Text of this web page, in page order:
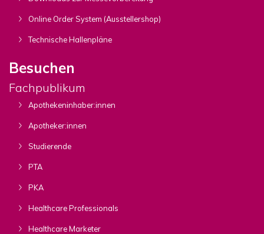
Online Order System (Ausstellershop)
Technische Hallenpläne
Besuchen
Fachpublikum
Apothekeninhaber:innen
Apotheker:innen
Studierende
PTA
PKA
Healthcare Professionals
Healthcare Marketer